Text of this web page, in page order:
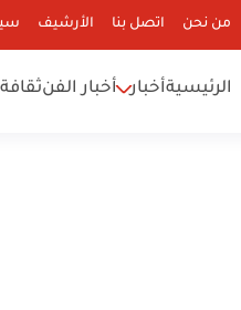
من نحن اتصل بنا الأرشيف
الرئيسيةأخبار أخبار الفن